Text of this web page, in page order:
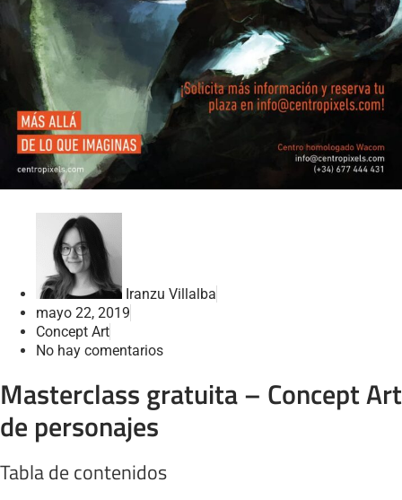
Iranzu Villalba
mayo 22, 2019
Concept Art
No hay comentarios
Masterclass gratuita – Concept Art
de personajes
Tabla de contenidos